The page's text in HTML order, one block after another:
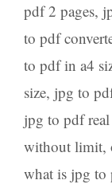
pdf 2 pages,
to pdf
to pdf in a4
size, jpg to
jpg to pdf real
without limit,
what is jpg to